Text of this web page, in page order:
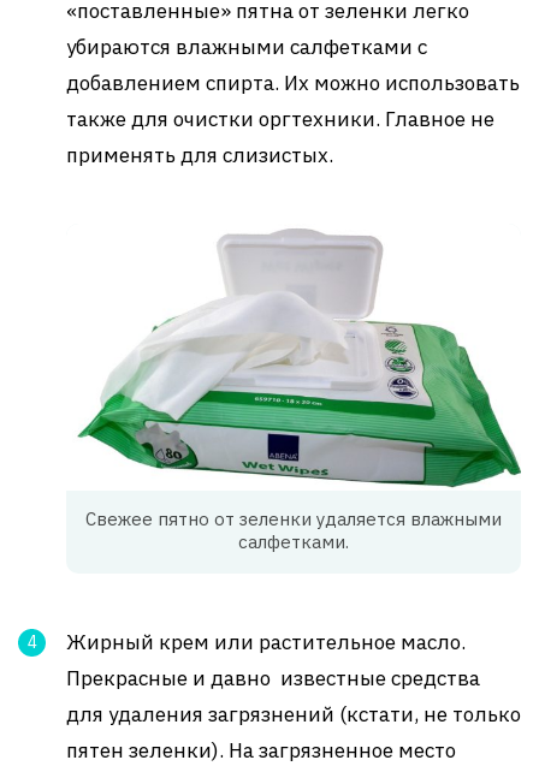
«поставленные» пятна от зеленки легко
убираются влажными салфетками с
добавлением спирта. Их можно использовать
также для очистки оргтехники. Главное не
применять для слизистых.
Свежее пятно от зеленки удаляется влажными
салфетками.
Жирный крем или растительное масло.
Прекрасные и давно известные средства
для удаления загрязнений (кстати, не только
пятен зеленки). На загрязненное место